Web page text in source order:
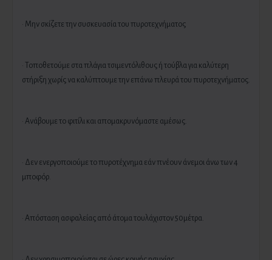
· Μην σκίζετε την συσκευασία του πυροτεχνήματος
· Τοποθετούμε στα πλάγια τσιμεντόλιθους ή τούβλα για καλύτερη
στήριξη χωρίς να καλύπτουμε την επάνω πλευρά του πυροτεχνήματος.
· Ανάβουμε το φιτίλι και απομακρυνόμαστε αμέσως.
· Δεν ενεργοποιούμε το πυροτέχνημα εάν πνέουν άνεμοι άνω των 4
μποφόρ.
· Απόσταση ασφαλείας από άτομα τουλάχιστον 50μέτρα.